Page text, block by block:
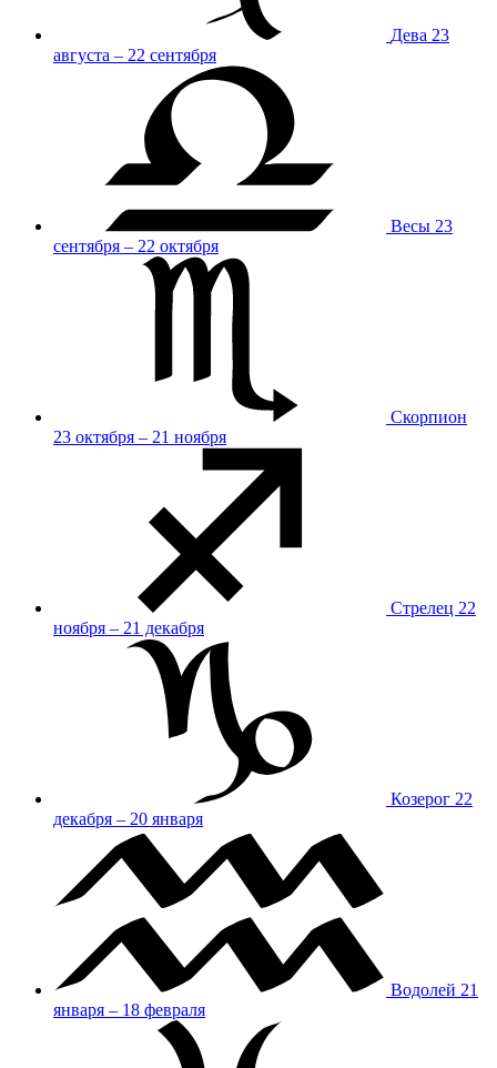
Дева 23
августа – 22 сентября
Весы 23
сентября – 22 октября
Скорпион
23 октября – 21 ноября
Стрелец 22
ноября – 21 декабря
Козерог 22
декабря – 20 января
Водолей 21
января – 18 февраля